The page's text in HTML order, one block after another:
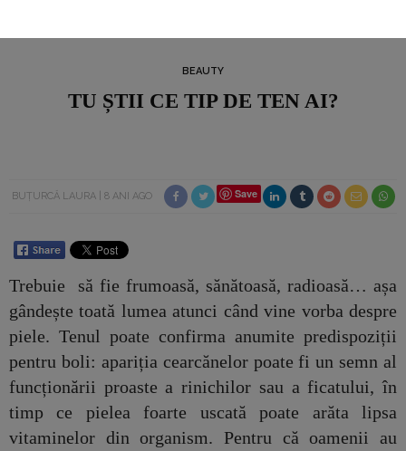
BEAUTY
TU ȘTII CE TIP DE TEN AI?
BUȚURCĂ LAURA 8 ANI AGO Save
Trebuie să fie frumoasă, sănătoasă, radioasă… așa
gândește toată lumea atunci când vine vorba despre
piele. Tenul poate confirma anumite predispoziții
pentru boli: apariția cearcănelor poate fi un semn al
funcționării proaste a rinichilor sau a ficatului, în
timp ce pielea foarte uscată poate arăta lipsa
vitaminelor din organism. Pentru că oamenii au